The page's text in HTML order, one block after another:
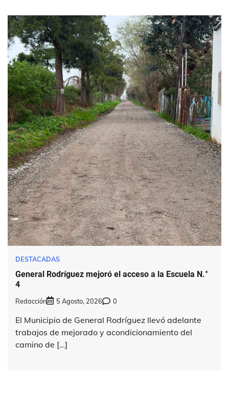
DESTACADAS
General Rodríguez mejoró el acceso a la Escuela N.°
4
Redacción 5 Agosto, 2026 0
El Municipio de General Rodríguez llevó adelante
trabajos de mejorado y acondicionamiento del
camino de […]